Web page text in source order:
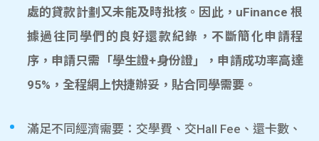
處的貸款計劃又未能及時批核。因此，uFinance 根
據過往同學們的良好還款紀錄，不斷簡化申請程
序，申請只需「學生證+身份證」，申請成功率高達
95%，全程網上快捷辦妥，貼合同學需要。
滿足不同經濟需要：交學費、交Hall Fee、還卡數、